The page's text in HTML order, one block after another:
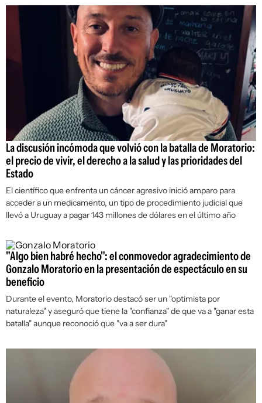
La discusión incómoda que volvió con la batalla de Moratorio:
el precio de vivir, el derecho a la salud y las prioridades del
Estado
El científico que enfrenta un cáncer agresivo inició amparo para
acceder a un medicamento, un tipo de procedimiento judicial que
llevó a Uruguay a pagar 143 millones de dólares en el último año
"Algo bien habré hecho": el conmovedor agradecimiento de
Gonzalo Moratorio en la presentación de espectáculo en su
beneficio
Durante el evento, Moratorio destacó ser un "optimista por
naturaleza" y aseguró que tiene la "confianza" de que va a "ganar esta
batalla" aunque reconoció que "va a ser dura"